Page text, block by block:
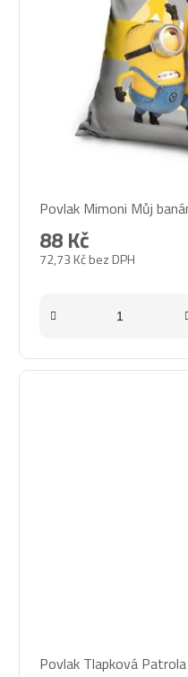
Povlak Mimoni Můj
72,73 Kč bez DPH
88 Kč
Povlak Tlapková